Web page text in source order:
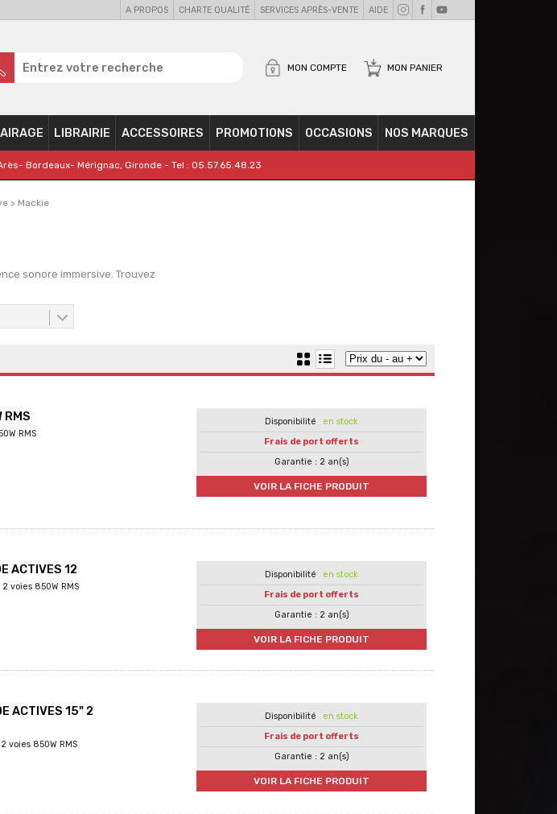
A PROPOS CHARTE QUALITÉ SERVICES APRÈS-VENTE AIDE
MON PANIER
MON COMPTE
LIBRAIRIE ACCESSOIRES PROMOTIONS OCCASIONS NOS MARQUES
Bordeaux- Mérignac, Gironde - Tel : 05.57.65.48.23
> Mackie
sonore immersive. Trouvez
RMS
RMS
en stock
Frais de port offerts
Garantie : 2 an(s)
VOIR LA FICHE PRODUIT
ACTIVES 12
voies 850W RMS
en stock
Frais de port offerts
Garantie : 2 an(s)
VOIR LA FICHE PRODUIT
ACTIVES 15" 2
voies 850W RMS
en stock
Frais de port offerts
Garantie : 2 an(s)
VOIR LA FICHE PRODUIT